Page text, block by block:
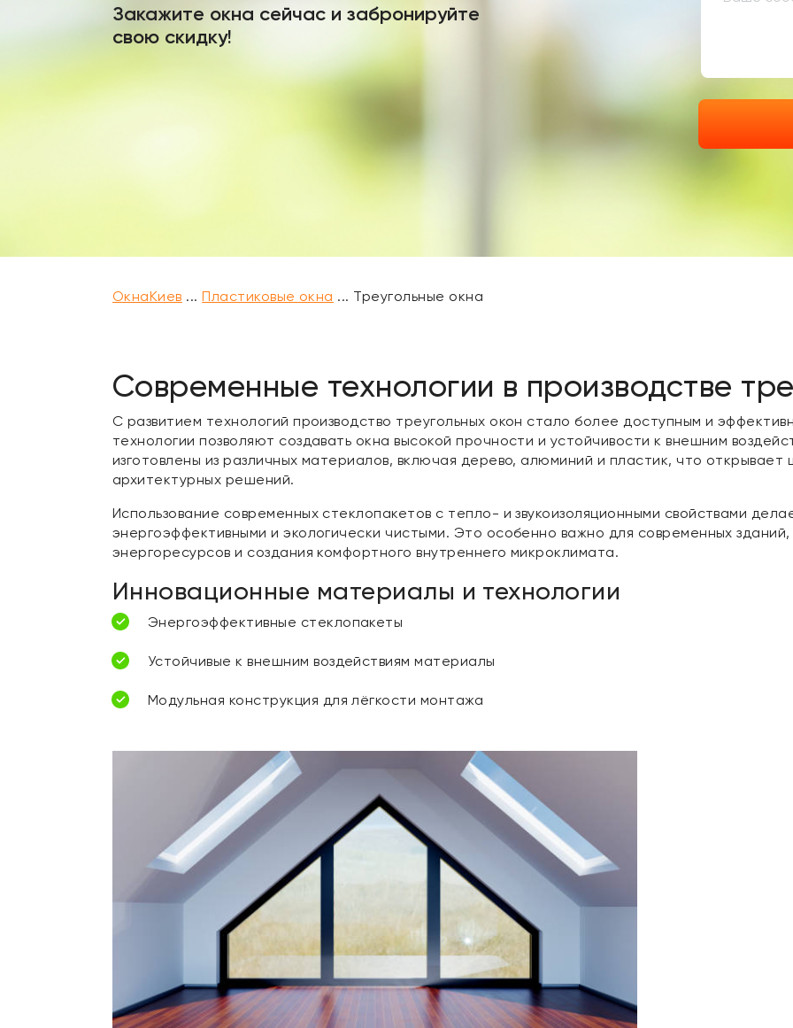
Закажите окна сейчас и забронируйте
свою скидку!
ОкнаКиев ...Пластиковые окна ... Треугольные окна
Современные технологии в производстве
С развитием технологий производство треугольных окон стало более доступным и
технологии позволяют создавать окна высокой прочности и устойчивости к внешним
изготовлены из различных материалов, включая дерево, алюминий и пластик, что
архитектурных решений.
Использование современных стеклопакетов с тепло- и звукоизоляционными свойствами
энергоэффективными и экологически чистыми. Это особенно важно для современных
энергоресурсов и создания комфортного внутреннего микроклимата.
Инновационные материалы и технологии
Энергоэффективные стеклопакеты
Устойчивые к внешним воздействиям материалы
Модульная конструкция для лёгкости монтажа